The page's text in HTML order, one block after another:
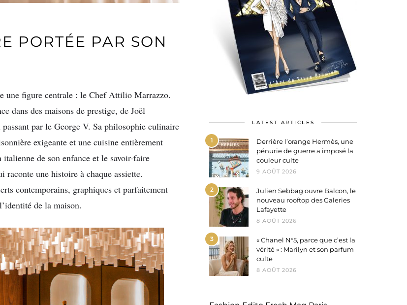
PORTÉE PAR SON
une figure centrale : le Chef Attilio Marrazzo.
dans des maisons de prestige, de Joël
par le George V. Sa philosophie culinaire
exigeante et une cuisine entièrement
de son enfance et le savoir-faire
une histoire à chaque assiette.
contemporains, graphiques et parfaitement
de la maison.
LATEST ARTICLES
1
Derrière l’orange Hermès, une
pénurie de guerre a imposé la
couleur culte
9 AOÛT 2026
2
Julien Sebbag ouvre Balcon, le
nouveau rooftop des Galeries
Lafayette
8 AOÛT 2026
3
« Chanel N°5, parce que c’est la
vérité » : Marilyn et son parfum
culte
8 AOÛT 2026